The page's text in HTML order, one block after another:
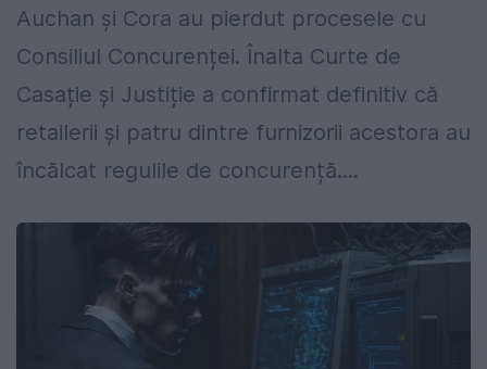
Auchan și Cora au pierdut procesele cu
Consiliul Concurenței. Înalta Curte de
Casație și Justiție a confirmat definitiv că
retailerii și patru dintre furnizorii acestora au
încălcat regulile de concurență....